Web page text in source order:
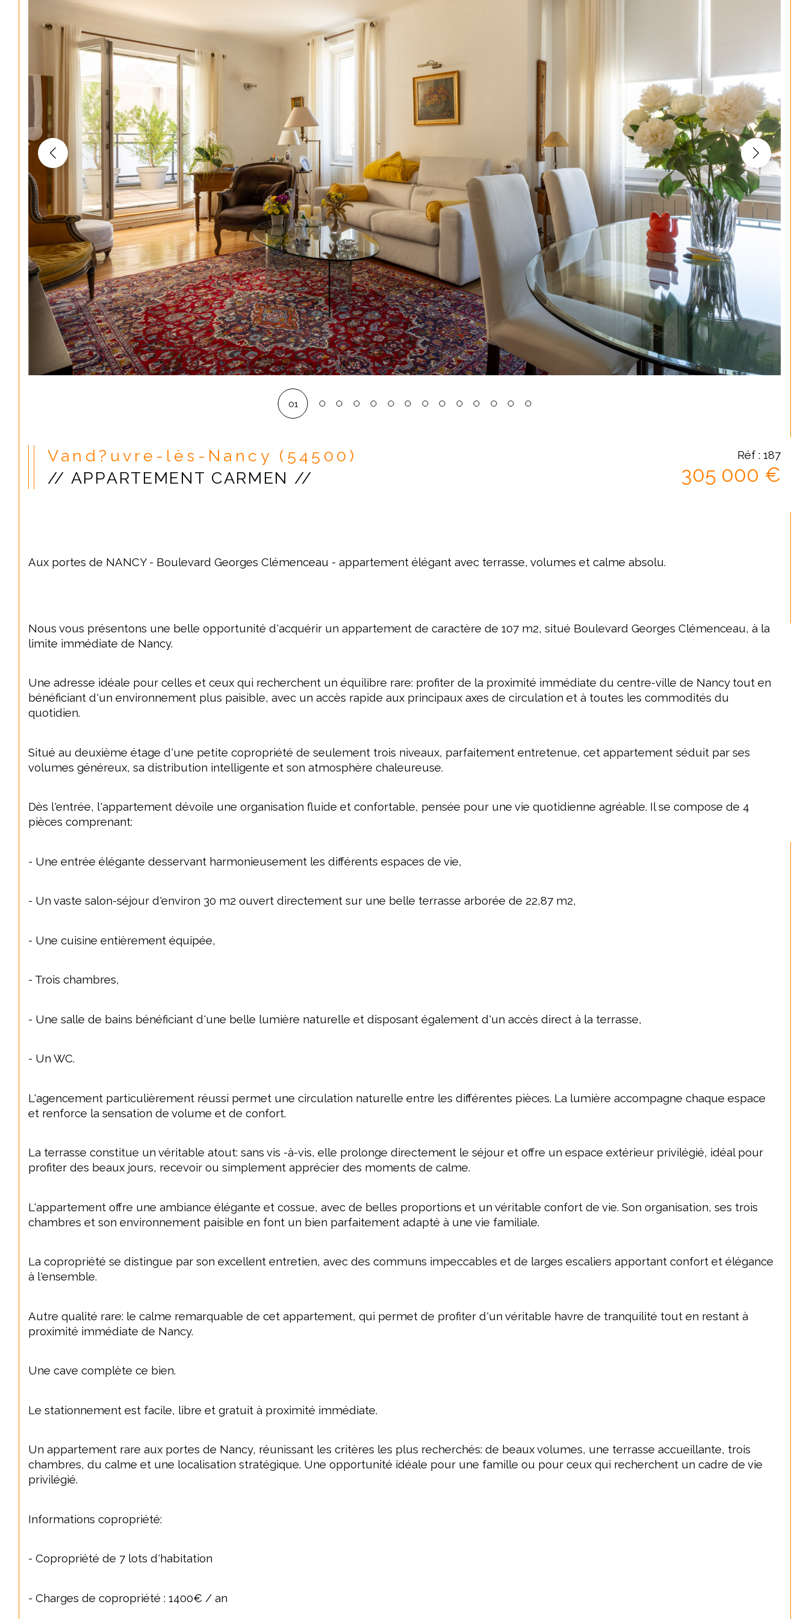
01
Vand?uvre-lès-Nancy (54500)
// APPARTEMENT CARMEN //
Réf : 187
305 000 €
Aux portes de NANCY - Boulevard Georges Clémenceau - appartement élégant avec terrasse, volumes et calme absolu.
Nous vous présentons une belle opportunité d'acquérir un appartement de caractère de 107 m2, situé Boulevard Georges Clémenceau, à la
limite immédiate de Nancy.
Une adresse idéale pour celles et ceux qui recherchent un équilibre rare: profiter de la proximité immédiate du centre-ville de Nancy tout en
bénéficiant d'un environnement plus paisible, avec un accès rapide aux principaux axes de circulation et à toutes les commodités du
quotidien.
Situé au deuxième étage d'une petite copropriété de seulement trois niveaux, parfaitement entretenue, cet appartement séduit par ses
volumes généreux, sa distribution intelligente et son atmosphère chaleureuse.
Dès l'entrée, l'appartement dévoile une organisation fluide et confortable, pensée pour une vie quotidienne agréable. Il se compose de 4
pièces comprenant:
- Une entrée élégante desservant harmonieusement les différents espaces de vie,
- Un vaste salon-séjour d'environ 30 m2 ouvert directement sur une belle terrasse arborée de 22,87 m2,
- Une cuisine entièrement équipée,
- Trois chambres,
- Une salle de bains bénéficiant d'une belle lumière naturelle et disposant également d'un accès direct à la terrasse,
- Un WC.
L'agencement particulièrement réussi permet une circulation naturelle entre les différentes pièces. La lumière accompagne chaque espace
et renforce la sensation de volume et de confort.
La terrasse constitue un véritable atout: sans vis -à-vis, elle prolonge directement le séjour et offre un espace extérieur privilégié, idéal pour
profiter des beaux jours, recevoir ou simplement apprécier des moments de calme.
L'appartement offre une ambiance élégante et cossue, avec de belles proportions et un véritable confort de vie. Son organisation, ses trois
chambres et son environnement paisible en font un bien parfaitement adapté à une vie familiale.
La copropriété se distingue par son excellent entretien, avec des communs impeccables et de larges escaliers apportant confort et élégance
à l'ensemble.
Autre qualité rare: le calme remarquable de cet appartement, qui permet de profiter d'un véritable havre de tranquilité tout en restant à
proximité immédiate de Nancy.
Une cave complète ce bien.
Le stationnement est facile, libre et gratuit à proximité immédiate.
Un appartement rare aux portes de Nancy, réunissant les critères les plus recherchés: de beaux volumes, une terrasse accueillante, trois
chambres, du calme et une localisation stratégique. Une opportunité idéale pour une famille ou pour ceux qui recherchent un cadre de vie
privilégié.
Informations copropriété:
- Copropriété de 7 lots d'habitation
- Charges de copropriété : 1400€ / an